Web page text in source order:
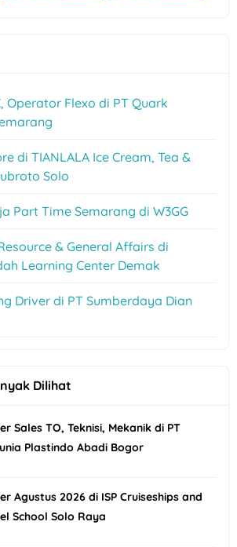
Operator Flexo di PT Quark
di TIANLALA Ice Cream, Tea &
Solo
Part Time Semarang di W3GG
& General Affairs di
Learning Center Demak
Driver di PT Sumberdaya Dian
Dilihat
Sales TO, Teknisi, Mekanik di PT
Plastindo Abadi Bogor
Agustus 2026 di ISP Cruiseships and
School Solo Raya